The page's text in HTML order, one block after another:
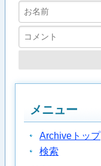
メニュー
Archiveトップ
検索